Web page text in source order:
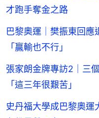
才跑手奪金之路
巴黎奧運｜樊振東回
「贏輸也不行」
張家朗金牌專訪2｜三
「這三年很艱苦」
史丹福大學成巴黎奧